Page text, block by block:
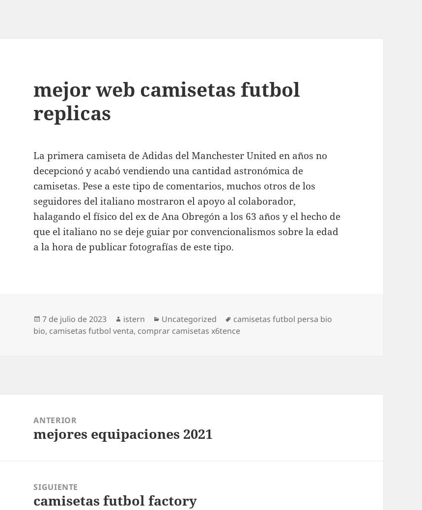
mejor web camisetas futbol
replicas
La primera camiseta de Adidas del Manchester United en años no
decepcionó y acabó vendiendo una cantidad astronómica de
camisetas. Pese a este tipo de comentarios, muchos otros de los
seguidores del italiano mostraron el apoyo al colaborador,
halagando el físico del ex de Ana Obregón a los 63 años y el hecho de
que el italiano no se deje guiar por convencionalismos sobre la edad
a la hora de publicar fotografías de este tipo.
Publicado
el
7 de julio de 2023 Autor
istern Categorías
Uncategorized Etiquetas
camisetas futbol persa bio
bio, camisetas futbol venta, comprar camisetas x6tence
entradas
ANTERIOR
Entrada
mejores equipaciones 2021
SIGUIENTE
Entrada
camisetas futbol factory